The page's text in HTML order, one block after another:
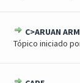
C>ARUAN
Tópico iniciado